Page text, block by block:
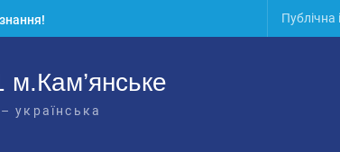
КЗ «Ліцей №11» запрошує до своєї
команди!
дітям і молоді виїхати з окупації
До Всесвітнього дня боротьби з
дитячою працею
Публічна
українська